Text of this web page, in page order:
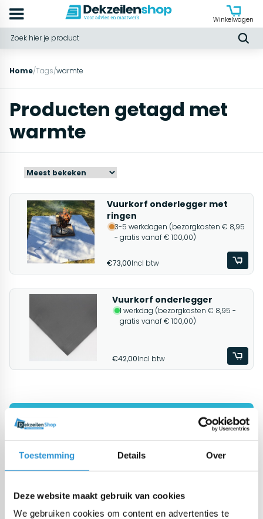
Toestemming Details Over
Deze website maakt gebruik van cookies
We gebruiken cookies om content en advertenties te
Winkelwagen
Home/Tags/warmte
Producten getagd met
warmte
Vuurkorf onderlegger met
ringen
3-5 werkdagen (bezorgkosten € 8,95
- gratis vanaf € 100,00)
€73,00Incl btw
Vuurkorf onderlegger
1 werkdag (bezorgkosten € 8,95 -
gratis vanaf € 100,00)
€42,00Incl btw
Onze zomerzeilen voor uw zwembad
Verleng de zomer en bespaar
energiekosten
Bekijken